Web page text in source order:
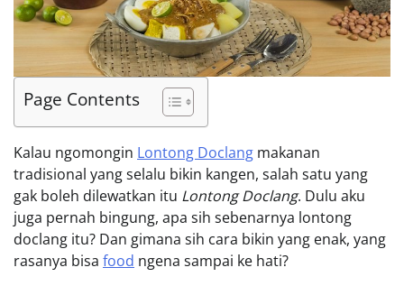
Page Contents
Kalau ngomongin Lontong Doclang makanan
tradisional yang selalu bikin kangen, salah satu yang
gak boleh dilewatkan itu Lontong Doclang. Dulu aku
juga pernah bingung, apa sih sebenarnya lontong
doclang itu? Dan gimana sih cara bikin yang enak, yang
rasanya bisa food ngena sampai ke hati?